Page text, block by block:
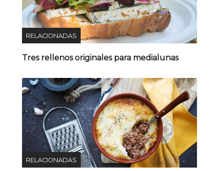
RELACIONADAS
Tres rellenos originales para medialunas
RELACIONADAS